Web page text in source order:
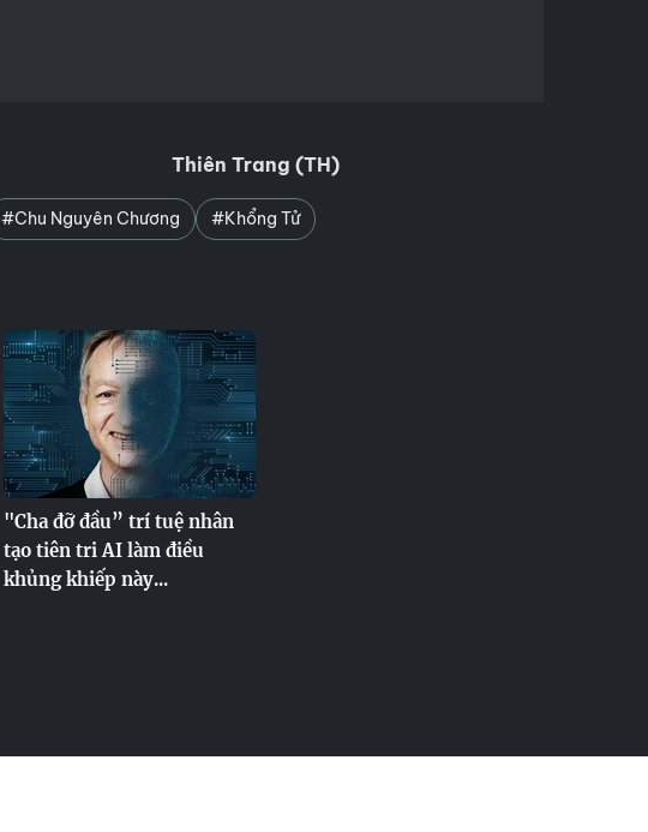
Thiên Trang (TH)
#Chu Nguyên Chương #Khổng Tử
"Cha đỡ đầu” trí tuệ nhân
tạo tiên tri AI làm điều
khủng khiếp này...